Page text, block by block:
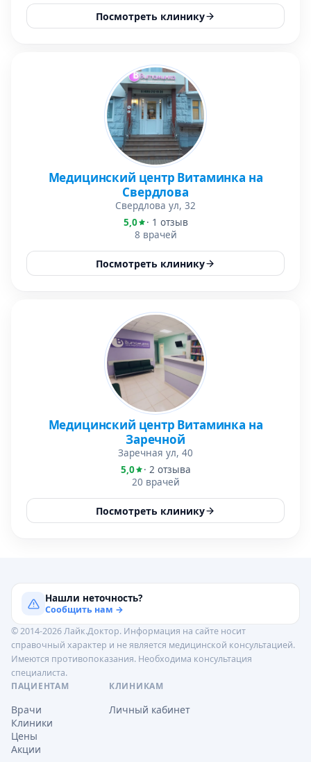
Посмотреть клинику
Медицинский центр Витаминка на
Свердлова
Свердлова ул, 32
5,0
· 1 отзыв
8 врачей
Посмотреть клинику
Медицинский центр Витаминка на
Заречной
Заречная ул, 40
5,0
· 2 отзыва
20 врачей
Посмотреть клинику
Нашли неточность?
Сообщить нам →
© 2014-2026 Лайк.Доктор. Информация на сайте носит
справочный характер и не является медицинской консультацией.
Имеются противопоказания. Необходима консультация
специалиста.
ПАЦИЕНТАМ
Врачи
Клиники
Цены
Акции
КЛИНИКАМ
Личный кабинет